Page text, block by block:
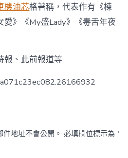
機油芯格著稱，代表作有《棟
愛》《My盛Lady》《毒舌年夜
報、此前報道等
地址不會公開。 必填欄位標示為*